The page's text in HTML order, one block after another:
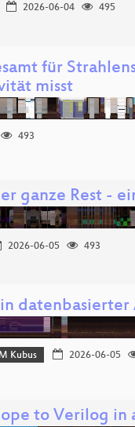
2026-06-04
495
für
misst
493
ganze Rest -
2026-06-05
493
datenbasierter
Kubus
2026-06-05
to Verilog in